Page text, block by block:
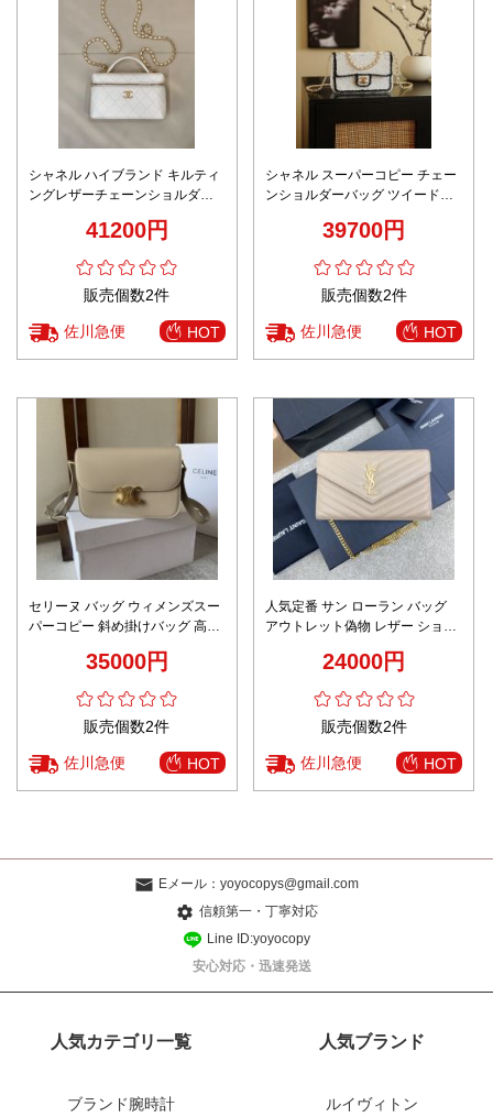
シャネル ハイブランド キルティ
ングレザーチェーンショルダー
デル 高評価41200円
販売個数2件
佐川急便 HOT
シャネル スーパーコピー チェー
ンショルダーバッグ ツイードデ
39700円
販売個数2件
佐川急便 HOT
セリーヌ バッグ ウィメンズスー
パーコピー 斜め掛けバッグ 高級
女性 優雅 ベージュ色
35000円
販売個数2件
佐川急便 HOT
人気定番 サン ローラン バッグ
アウトレット偽物 レザー ショル
377828 女性 ホワイト
24000円
販売個数2件
佐川急便 HOT
Eメール： yoyocopys@gmail.com
信頼第一・丁寧対応
Line ID:yoyocopy
安心対応・迅速発送
人気カテゴリ一覧
ブランド腕時計
人気ブランド
ルイヴィトン